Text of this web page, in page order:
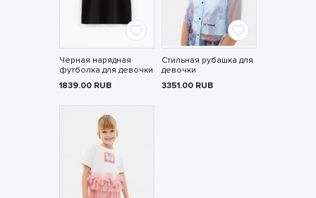
Чёрная нарядная
футболка для девочки
1839.00 RUB
Стильная рубашка для
девочки
3351.00 RUB